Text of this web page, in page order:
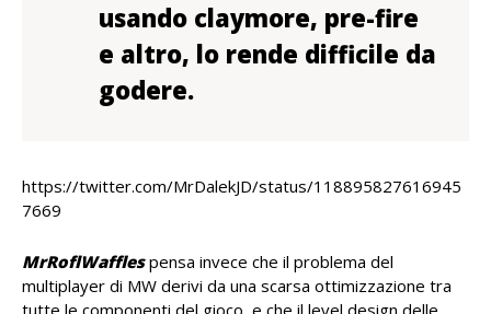
usando claymore, pre-fire
e altro, lo rende difficile da
godere.
https://twitter.com/MrDalekJD/status/118895827616945
7669
MrRoflWaffles pensa invece che il problema del
multiplayer di MW derivi da una scarsa ottimizzazione tra
tutte le componenti del gioco, e che il level design delle